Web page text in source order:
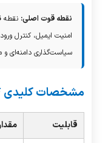
نقطه قوت اصلی:
امنیت ایمیل، کنترل
سیاست‌گذاری دامنه‌ای و
مشخصات کلیدی FortiMail 2000F
قابلیت